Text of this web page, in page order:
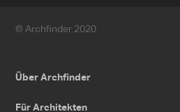
© Archfinder 2020
Über Archfinder
Für Architekten